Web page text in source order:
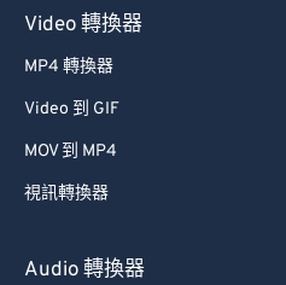
Video 轉換器
MP4 轉換器
Video 到 GIF
MOV 到 MP4
視訊轉換器
Audio 轉換器